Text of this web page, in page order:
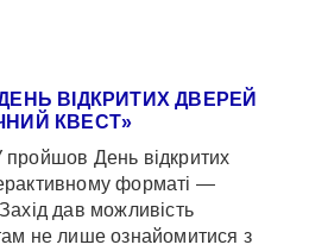
ВІДКРИТИХ ДВЕРЕЙ
КВЕСТ»
День відкритих
форматі —
дав можливість
не лише ознайомитися з